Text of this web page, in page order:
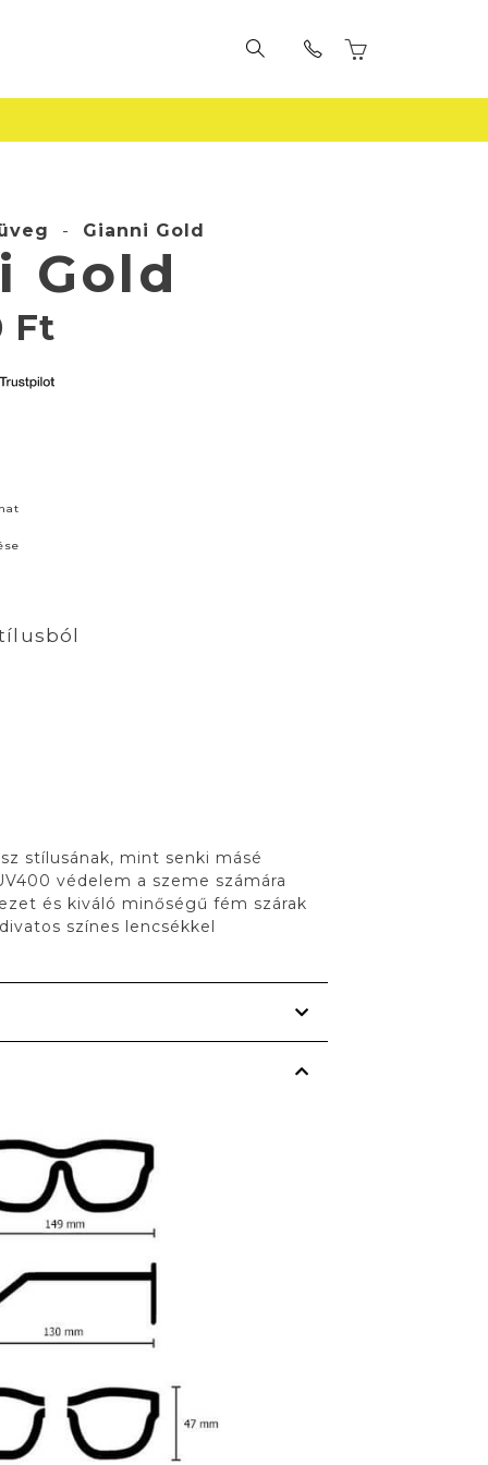
- Gianni Gold
Gold
Ft
stílusának, mint senki másé
védelem a szeme számára
és kiváló minőségű fém szárak
színes lencsékkel